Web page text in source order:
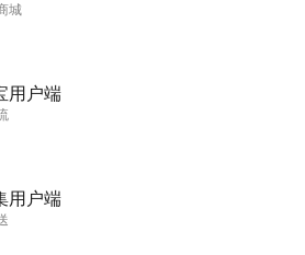
城
用户端
用户端